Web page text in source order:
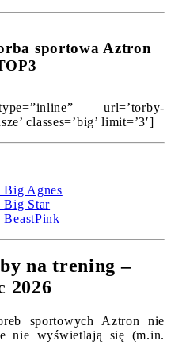
sportowa Aztron
url=’torby-
classes=’big’ limit=’3′]
Big Agnes
Big Star
na trening –
2026
sportowych Aztron nie
nie wyświetlają się (m.in.